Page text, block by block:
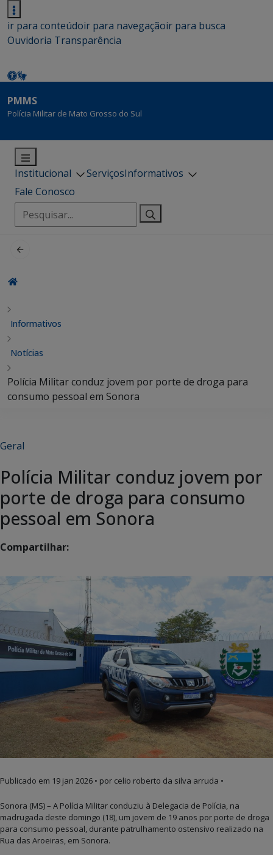
ir para conteúdoir para navegaçãoir para busca
Ouvidoria Transparência
PMMS
Polícia Militar de Mato Grosso do Sul
Institucional ServiçosInformativos
Fale Conosco
Pesquisar
por:
Informativos
Notícias
Polícia Militar conduz jovem por porte de droga para
consumo pessoal em Sonora
Geral
Polícia Militar conduz jovem por
porte de droga para consumo
pessoal em Sonora
Compartilhar:
Publicado em 19 jan 2026 • por celio roberto da silva arruda •
Sonora (MS) – A Polícia Militar conduziu à Delegacia de Polícia, na
madrugada deste domingo (18), um jovem de 19 anos por porte de droga
para consumo pessoal, durante patrulhamento ostensivo realizado na
Rua das Aroeiras, em Sonora.